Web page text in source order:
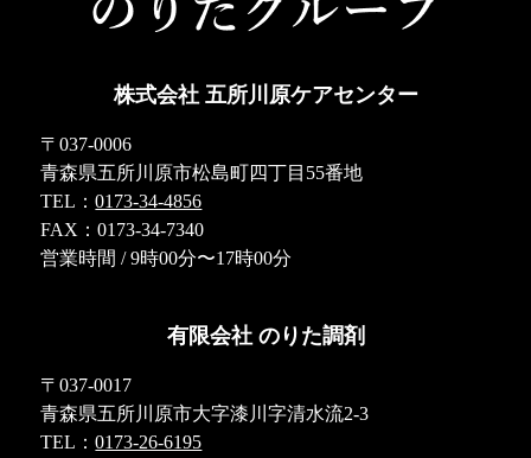
株式会社 五所川原ケアセンター
〒037-0006
青森県五所川原市松島町四丁目55番地
TEL：0173-34-4856
FAX：0173-34-7340
営業時間 / 9時00分〜17時00分
有限会社 のりた調剤
〒037-0017
青森県五所川原市大字漆川字清水流2-3
TEL：0173-26-6195